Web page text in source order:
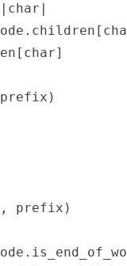
prefix)